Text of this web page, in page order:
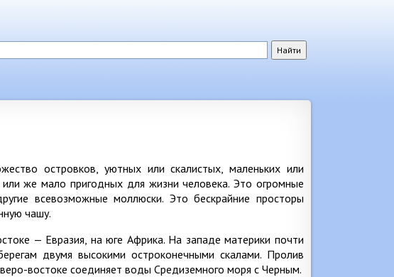
островков, уютных или скалистых, маленьких или
же мало пригодных для жизни человека. Это огромные
всевозможные моллюски. Это бескрайние просторы
чашу.
— Евразия, на юге Африка. На западе материки почти
двумя высокими остроконечными скалами. Пролив
востоке соединяет воды Средиземного моря с Черным.